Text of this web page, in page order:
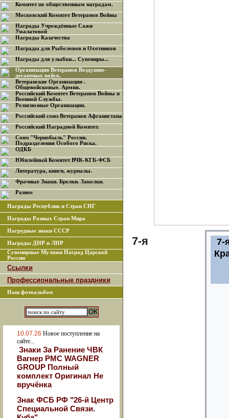
Комитет по общественным наградам.
Московский Комитет Ветеранов Войны
Награды Учреждённые Сажи
Умалатовой
Награды Казачества
Награды для Рыболовов и Охотников
Награды для улыбки... Сувениры...
Организация Ветеранов Воздушно-
десантных войск.
Ветеранские Организации .
Общевойсковые. Армия.
Российский Комитет Ветеранов Войны и
Военной Службы.
Религиозные Организации.
Российский союз Ветеранов Афганистана
Российский Наградной Комитет.
Союз "Чернобыль" России.
Подразделения Особого Риска.
ОДКБ
Юбилейный Комитет ВЧК-КГБ-ФСБ
Литература, книги, журналы.
Фрачные Знаки. Брелки. Заколки.
Разное
Награды Республик и Стран СНГ
Награды Разных Стран Мира
Нагрудные знаки СССР
Награды ДНР и ЛНР
Сувенирные Муляжи Наград Царской
России
Ссылки
Профессиональные праздники
Наш фотоальбом
10.07.26 Новое поступление на
сайте...
Знаки За Ранение ЧВК
Вагнер РМС WAGNER
GROUP Полный
комплект Оригинал Не
вручёнка
Знак ФСБ РФ "26-й Центр
Специальной Связи.
7-
7-я